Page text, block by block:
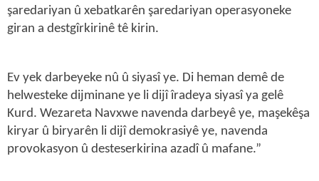
şaredariyan û xebatkarên şaredariyan operasyoneke
giran a destgîrkirinê tê kirin.
Ev yek darbeyeke nû û siyasî ye. Di heman demê de
helwesteke dijminane ye li dijî îradeya siyasî ya gelê
Kurd. Wezareta Navxwe navenda darbeyê ye, maşekêşa
kiryar û biryarên li dijî demokrasiyê ye, navenda
provokasyon û desteserkirina azadî û mafane.”